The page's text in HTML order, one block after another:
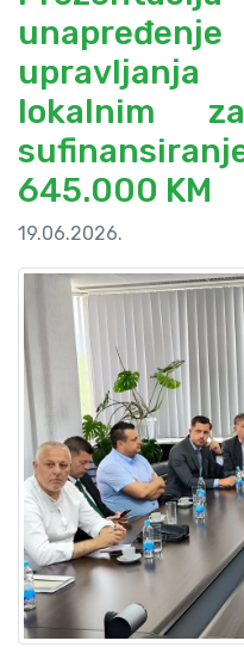
lokalnim
645.000 KM
19.06.2026.